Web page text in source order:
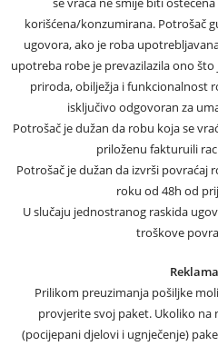
korišćena/konzumirana. Potrošač
ugovora, ako je roba
upotreba robe je prevazilazila ono
priroda, obilježja i funkcionalnost
isključivo odgovoran za
Potrošač je dužan da robu koja se
priloženu fakturuili
Potrošač je dužan da izvrši povraćaj
roku od 48h od
U slučaju jednostranog raskida
troškove
Prilikom preuzimanja pošiljke
provjerite svoj paket. Ukoliko na
(pocijepani djelovi i ugnječenje)